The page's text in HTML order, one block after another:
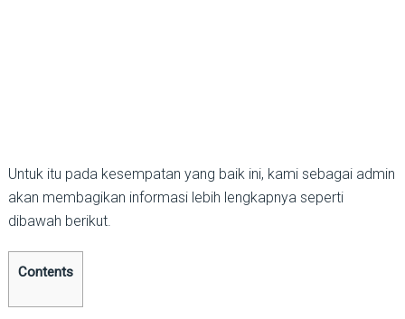
Untuk itu pada kesempatan yang baik ini, kami sebagai admin
akan membagikan informasi lebih lengkapnya seperti
dibawah berikut.
Contents